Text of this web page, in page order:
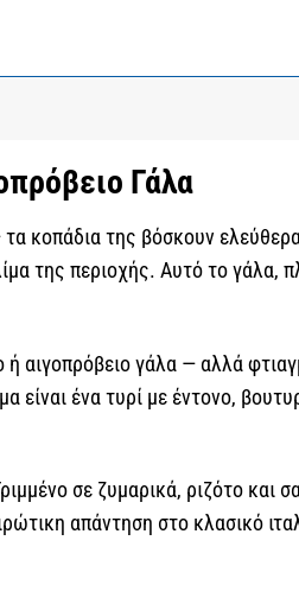
Γάλα
κοπάδια της βόσκουν
της περιοχής. Αυτό το γάλα,
αιγοπρόβειο γάλα — αλλά
είναι ένα τυρί με έντονο,
σε ζυμαρικά, ριζότο και
απάντηση στο κλασικό